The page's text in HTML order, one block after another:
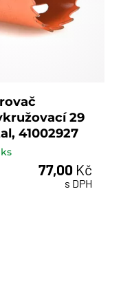
29
41002927
ks
77,00 Kč
s DPH